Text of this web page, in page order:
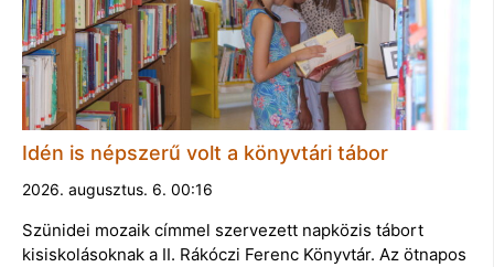
Idén is népszerű volt a könyvtári tábor
2026. augusztus. 6. 00:16
Szünidei mozaik címmel szervezett napközis tábort
kisiskolásoknak a II. Rákóczi Ferenc Könyvtár. Az ötnapos